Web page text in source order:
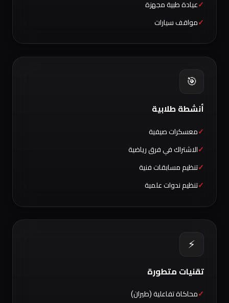
عيادة طبية مجهزة
مواقف سيارات
🎯
أنشطة طلابية
معسكرات صيفية
الاشتراك في فرق رياضية
تنظيم مسابقات فنية
تنظيم ندوات علمية
⚡
تقنيات متطورة
محاكاة تفاعلية (طيران)